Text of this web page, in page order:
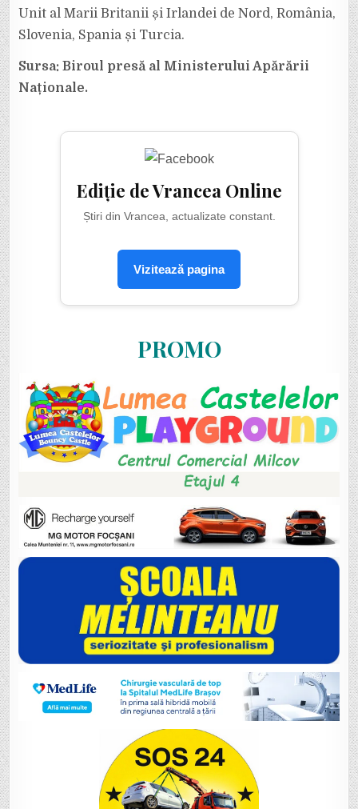
Unit al Marii Britanii și Irlandei de Nord, România,
Slovenia, Spania și Turcia.
Sursa: Biroul presă al Ministerului Apărării
Naționale.
Ediție de Vrancea Online
Știri din Vrancea, actualizate constant.
Vizitează pagina
PROMO